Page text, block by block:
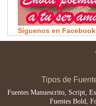
Síguenos en Facebook
Tipos de
Fuentes Manuescrito, Script,
Fuentes Bold,